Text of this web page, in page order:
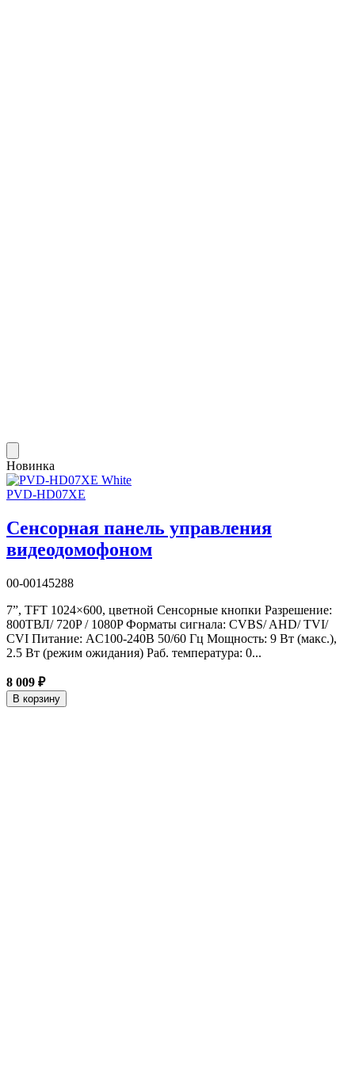
Новинка
PVD-HD07XE
Сенсорная панель управления
видеодомофоном
00-00145288
7”, TFT 1024×600, цветной Сенсорные кнопки Разрешение:
800ТВЛ/ 720P / 1080P Форматы сигнала: CVBS/ AHD/ TVI/
CVI Питание: AC100-240B 50/60 Гц Мощность: 9 Вт (макс.),
2.5 Вт (режим ожидания) Раб. температура: 0...
8 009 ₽
В корзину